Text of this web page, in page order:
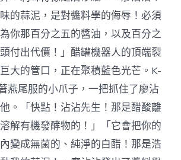
的蒜泥，是對醬料學的侮辱！必須
你那百分之五的醬油，以及百分之
付出代價！」醋罐機器人的頂端裂
大的管口，正在聚積藍色光芒。K-
燕尾服的小爪子，一把抓住了廖沾
。「快點！沾沾先生！那是醋酸離
解有機發酵物的！」「它會把你的
變成無菌的、純淨的白醋！那是浩